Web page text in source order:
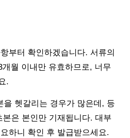
부터 확인하겠습니다. 서류의
월 이내만 유효하므로, 너무
.
을 헷갈리는 경우가 많은데, 등
은 본인만 기재됩니다. 대부
하니 확인 후 발급받으세요.